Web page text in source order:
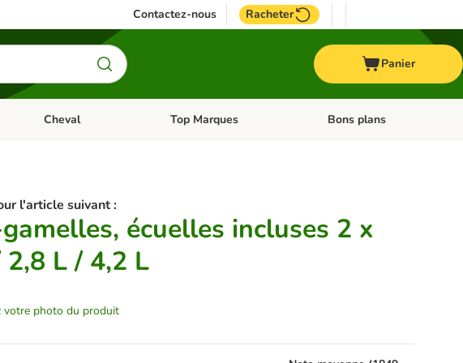
Contactez-nous Racheter
Panier
Poisson
Dérouler les catégories: Oiseau
Cheval Dérouler les catégories: Cheval
Top Marques Dérouler les catégories: Top
Bons plans
l'article suivant :
écuelles incluses 2 x
2,8 L / 4,2 L
votre photo du produit